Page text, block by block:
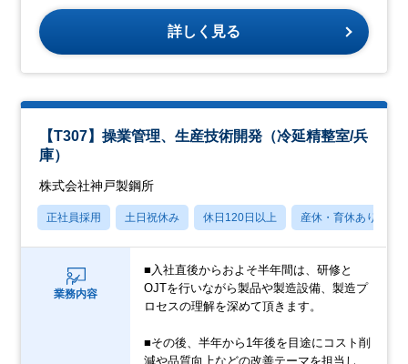
詳しく見る
【T307】操業管理、生産技術開発（冷延精整室/兵
庫）
株式会社神戸製鋼所
正社員採用 土日祝休み 休日120日以上 産休・育休あり
業務内容
■入社直後からおよそ半年間は、研修と
OJTを行いながら製品や製造設備、製造プ
ロセスの理解を深めて頂きます。
■その後、半年から1年後を目途にコスト削
減や品質向上などの改善テーマを担当し、